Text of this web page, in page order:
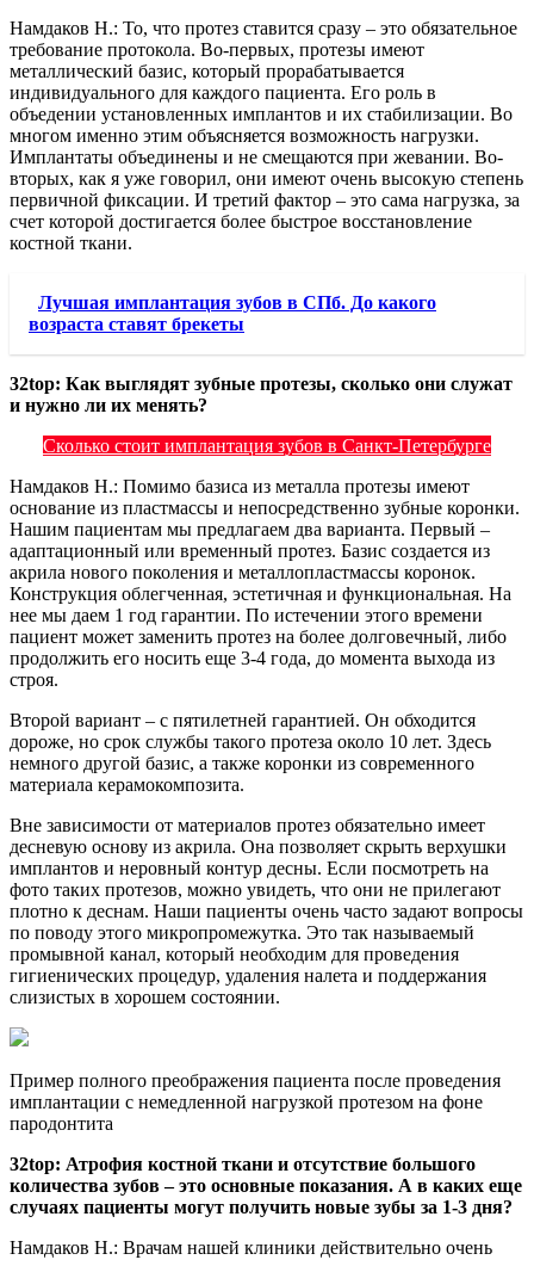
Намдаков Н.: То, что протез ставится сразу – это обязательное
требование протокола. Во-первых, протезы имеют
металлический базис, который прорабатывается
индивидуального для каждого пациента. Его роль в
объедении установленных имплантов и их стабилизации. Во
многом именно этим объясняется возможность нагрузки.
Имплантаты объединены и не смещаются при жевании. Во-
вторых, как я уже говорил, они имеют очень высокую степень
первичной фиксации. И третий фактор – это сама нагрузка, за
счет которой достигается более быстрое восстановление
костной ткани.
Лучшая имплантация зубов в СПб. До какого
возраста ставят брекеты
32top: Как выглядят зубные протезы, сколько они служат
и нужно ли их менять?
Сколько стоит имплантация зубов в Санкт-Петербурге
Намдаков Н.: Помимо базиса из металла протезы имеют
основание из пластмассы и непосредственно зубные коронки.
Нашим пациентам мы предлагаем два варианта. Первый –
адаптационный или временный протез. Базис создается из
акрила нового поколения и металлопластмассы коронок.
Конструкция облегченная, эстетичная и функциональная. На
нее мы даем 1 год гарантии. По истечении этого времени
пациент может заменить протез на более долговечный, либо
продолжить его носить еще 3-4 года, до момента выхода из
строя.
Второй вариант – с пятилетней гарантией. Он обходится
дороже, но срок службы такого протеза около 10 лет. Здесь
немного другой базис, а также коронки из современного
материала керамокомпозита.
Вне зависимости от материалов протез обязательно имеет
десневую основу из акрила. Она позволяет скрыть верхушки
имплантов и неровный контур десны. Если посмотреть на
фото таких протезов, можно увидеть, что они не прилегают
плотно к деснам. Наши пациенты очень часто задают вопросы
по поводу этого микропромежутка. Это так называемый
промывной канал, который необходим для проведения
гигиенических процедур, удаления налета и поддержания
слизистых в хорошем состоянии.
Пример полного преображения пациента после проведения
имплантации с немедленной нагрузкой протезом на фоне
пародонтита
32top: Атрофия костной ткани и отсутствие большого
количества зубов – это основные показания. А в каких еще
случаях пациенты могут получить новые зубы за 1-3 дня?
Намдаков Н.: Врачам нашей клиники действительно очень